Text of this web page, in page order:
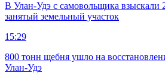
В Улан-Удэ с самовольщика взыскали
занятый земельный участок
15:29
800 тонн щебня ушло на
Улан-Удэ